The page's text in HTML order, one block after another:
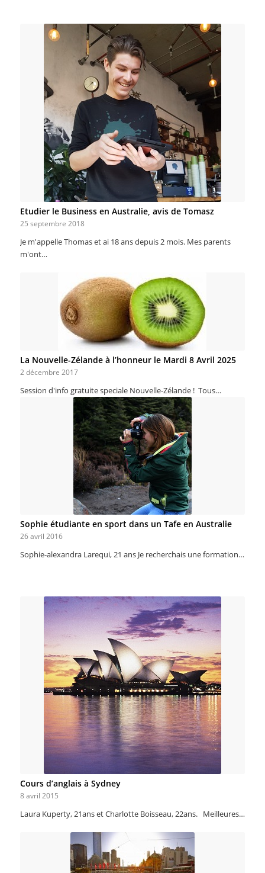
Etudier le Business en Australie, avis de Tomasz
25 septembre 2018
Je m'appelle Thomas et ai 18 ans depuis 2 mois. Mes parents
m'ont…
La Nouvelle-Zélande à l’honneur le Mardi 8 Avril 2025
2 décembre 2017
Session d'info gratuite speciale Nouvelle-Zélande ! Tous…
Sophie étudiante en sport dans un Tafe en Australie
26 avril 2016
Sophie-alexandra Larequi, 21 ans Je recherchais une formation…
Cours d’anglais à Sydney
8 avril 2015
Laura Kuperty, 21ans et Charlotte Boisseau, 22ans. Meilleures…